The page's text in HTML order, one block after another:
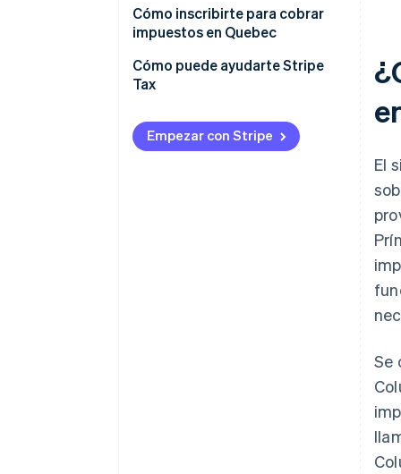
impuestos en Manitoba
Cuándo inscribirte
Cómo inscribirte para cobrar
impuestos en Saskatchewan
Cómo inscribirte para cobrar
impuestos en Quebec
Cuándo inscribirte
impuestos en Quebec
Cómo puede ayudarte Stripe
Tax
Empezar con Stripe
El
Se